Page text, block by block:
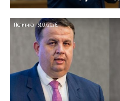
Политика 31.07.2026.